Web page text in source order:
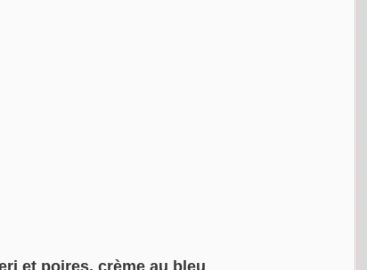
et poires, crème au bleu